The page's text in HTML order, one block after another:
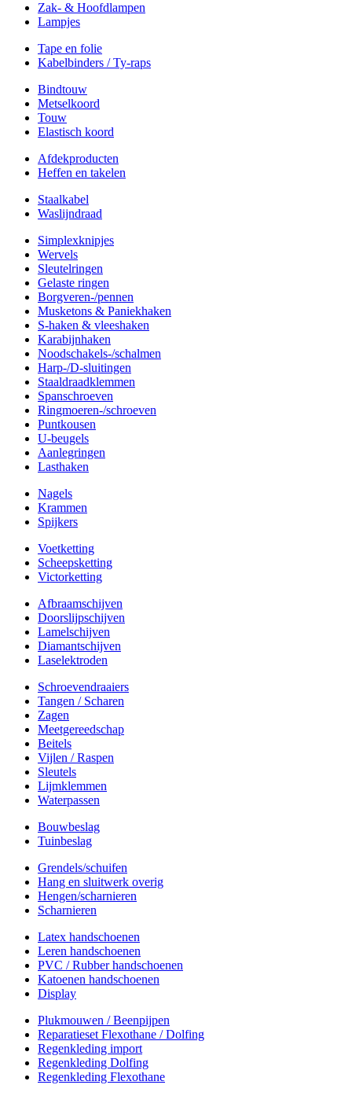
Zak- & Hoofdlampen
Lampjes
Tape en folie
Kabelbinders / Ty-raps
Bindtouw
Metselkoord
Touw
Elastisch koord
Afdekproducten
Heffen en takelen
Staalkabel
Waslijndraad
Simplexknipjes
Wervels
Sleutelringen
Gelaste ringen
Borgveren-/pennen
Musketons & Paniekhaken
S-haken & vleeshaken
Karabijnhaken
Noodschakels-/schalmen
Harp-/D-sluitingen
Staaldraadklemmen
Spanschroeven
Ringmoeren-/schroeven
Puntkousen
U-beugels
Aanlegringen
Lasthaken
Nagels
Krammen
Spijkers
Voetketting
Scheepsketting
Victorketting
Afbraamschijven
Doorslijpschijven
Lamelschijven
Diamantschijven
Laselektroden
Schroevendraaiers
Tangen / Scharen
Zagen
Meetgereedschap
Beitels
Vijlen / Raspen
Sleutels
Lijmklemmen
Waterpassen
Bouwbeslag
Tuinbeslag
Grendels/schuifen
Hang en sluitwerk overig
Hengen/scharnieren
Scharnieren
Latex handschoenen
Leren handschoenen
PVC / Rubber handschoenen
Katoenen handschoenen
Display
Plukmouwen / Beenpijpen
Reparatieset Flexothane / Dolfing
Regenkleding import
Regenkleding Dolfing
Regenkleding Flexothane